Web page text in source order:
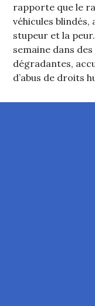
rapporte que le
véhicules blindés,
stupeur et la
semaine dans
dégradantes,
d’abus de droits